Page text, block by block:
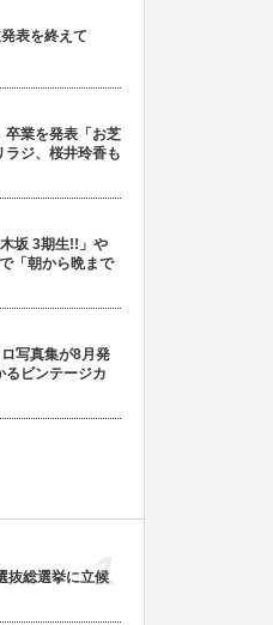
表を終えて
卒業を発表「お芝
ジ、桜井玲香も
坂 3期生!!」や
「朝から晩まで
写真集が8月発
るビンテージカ
抜総選挙に立候
1